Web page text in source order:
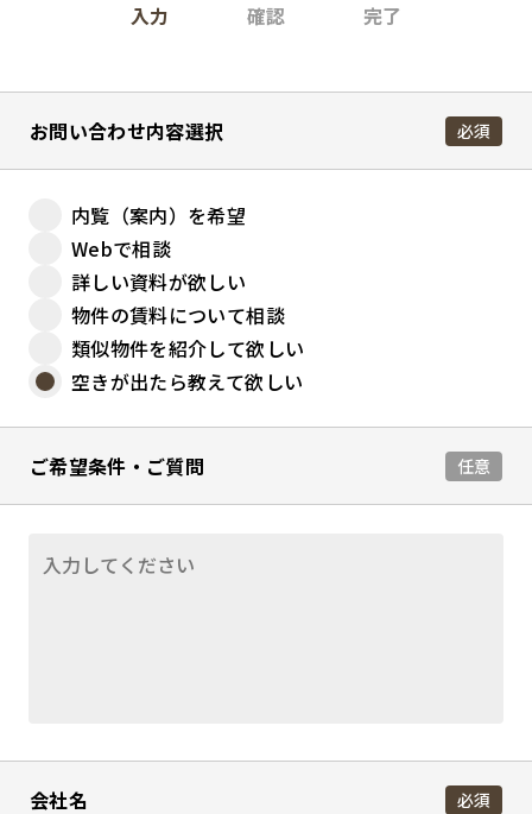
入力 確認 完了
お問い合わせ内容選択 必須
内覧（案内）を希望
Webで相談
詳しい資料が欲しい
物件の賃料について相談
類似物件を紹介して欲しい
空きが出たら教えて欲しい
ご希望条件・ご質問 任意
会社名 必須